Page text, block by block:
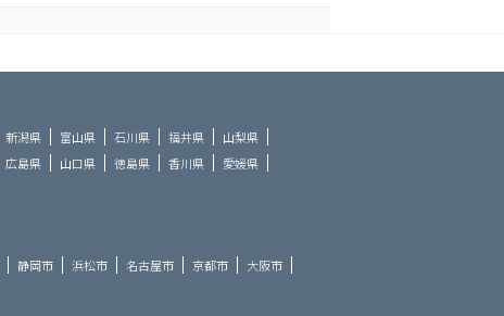
新潟県 富山県 石川県 福井県
山梨県
広島県 山口県 徳島県 香川県
愛媛県
静岡市 浜松市 名古屋市 京都市
大阪市